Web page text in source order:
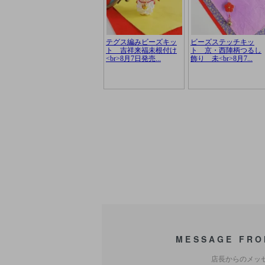
MESSAGE
店長からのメッ